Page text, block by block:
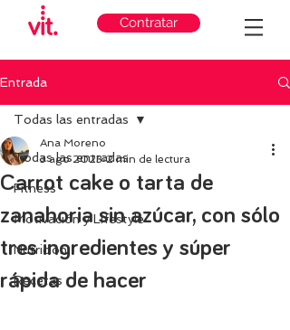
Contratar
Entrada
Todas las entradas
Fitness
Motivación y Lifestyle
Nutricion
Recetas
Todas las entradas
Carrot cake o tarta de
zanahoria sin azúcar, con sólo
tres ingredientes y súper
rápida de hacer
Ana Moreno
3 ago 2023 2 min de lectura